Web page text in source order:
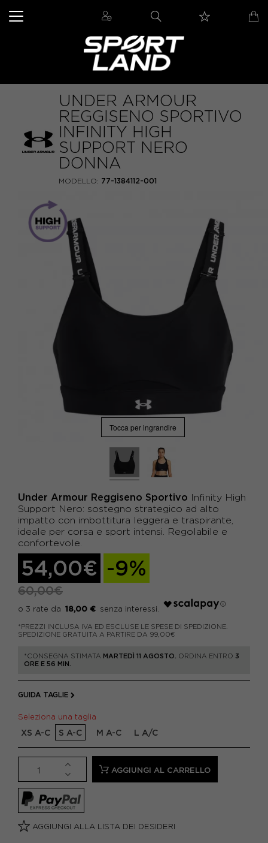
UNDER ARMOUR
REGGISENO SPORTIVO
INFINITY HIGH
SUPPORT NERO
DONNA
MODELLO: 77-1384112-001
Tocca per ingrandire
Under Armour Reggiseno Sportivo Infinity High
Support Nero: sostegno strategico ad alto
impatto con imbottitura leggera e traspirante,
ideale per corsa e sport intensi. Regolabile e
confortevole.
54,00€ -9%
60,00€
18,00 €
*PREZZI INCLUSA IVA ED ESCLUSE LE SPESE DI SPEDIZIONE.
SPEDIZIONE GRATUITA A PARTIRE DA 99,00€
*CONSEGNA STIMATA MARTEDÌ 11 AGOSTO. ORDINA ENTRO 3
ORE E 56 MIN.
GUIDA TAGLIE
Seleziona una taglia
XS A-C S A-C M A-C L A/C
AGGIUNGI AL CARRELLO
AGGIUNGI ALLA LISTA DEI DESIDERI